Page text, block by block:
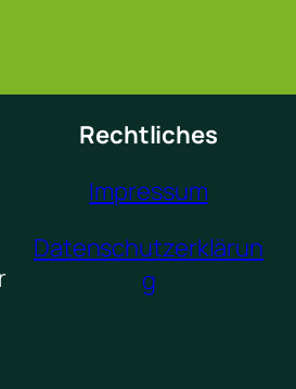
Rechtliches
Impressum
Datenschutzerklärun
g